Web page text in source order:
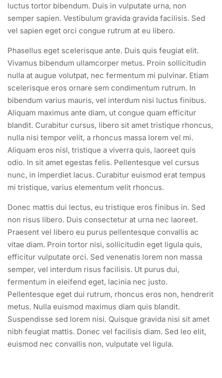
luctus tortor bibendum. Duis in vulputate urna, non
semper sapien. Vestibulum gravida gravida facilisis. Sed
vel sapien eget orci congue rutrum at eu libero.
Phasellus eget scelerisque ante. Duis quis feugiat elit.
Vivamus bibendum ullamcorper metus. Proin sollicitudin
nulla at augue volutpat, nec fermentum mi pulvinar. Etiam
scelerisque eros ornare sem condimentum rutrum. In
bibendum varius mauris, vel interdum nisi luctus finibus.
Aliquam maximus ante diam, ut congue quam efficitur
blandit. Curabitur cursus, libero sit amet tristique rhoncus,
nulla nisi tempor velit, a rhoncus massa lorem vel mi.
Aliquam eros nisl, tristique a viverra quis, laoreet quis
odio. In sit amet egestas felis. Pellentesque vel cursus
nunc, in imperdiet lacus. Curabitur euismod erat tempus
mi tristique, varius elementum velit rhoncus.
Donec mattis dui lectus, eu tristique eros finibus in. Sed
non risus libero. Duis consectetur at urna nec laoreet.
Praesent vel libero eu purus pellentesque convallis ac
vitae diam. Proin tortor nisi, sollicitudin eget ligula quis,
efficitur vulputate orci. Sed venenatis lorem non massa
semper, vel interdum risus facilisis. Ut purus dui,
fermentum in eleifend eget, lacinia nec justo.
Pellentesque eget dui rutrum, rhoncus eros non, hendrerit
metus. Nulla euismod maximus diam quis blandit.
Suspendisse sed lorem nisi. Quisque gravida nisi sit amet
nibh feugiat mattis. Donec vel facilisis diam. Sed leo elit,
euismod nec convallis non, vulputate vel ligula.